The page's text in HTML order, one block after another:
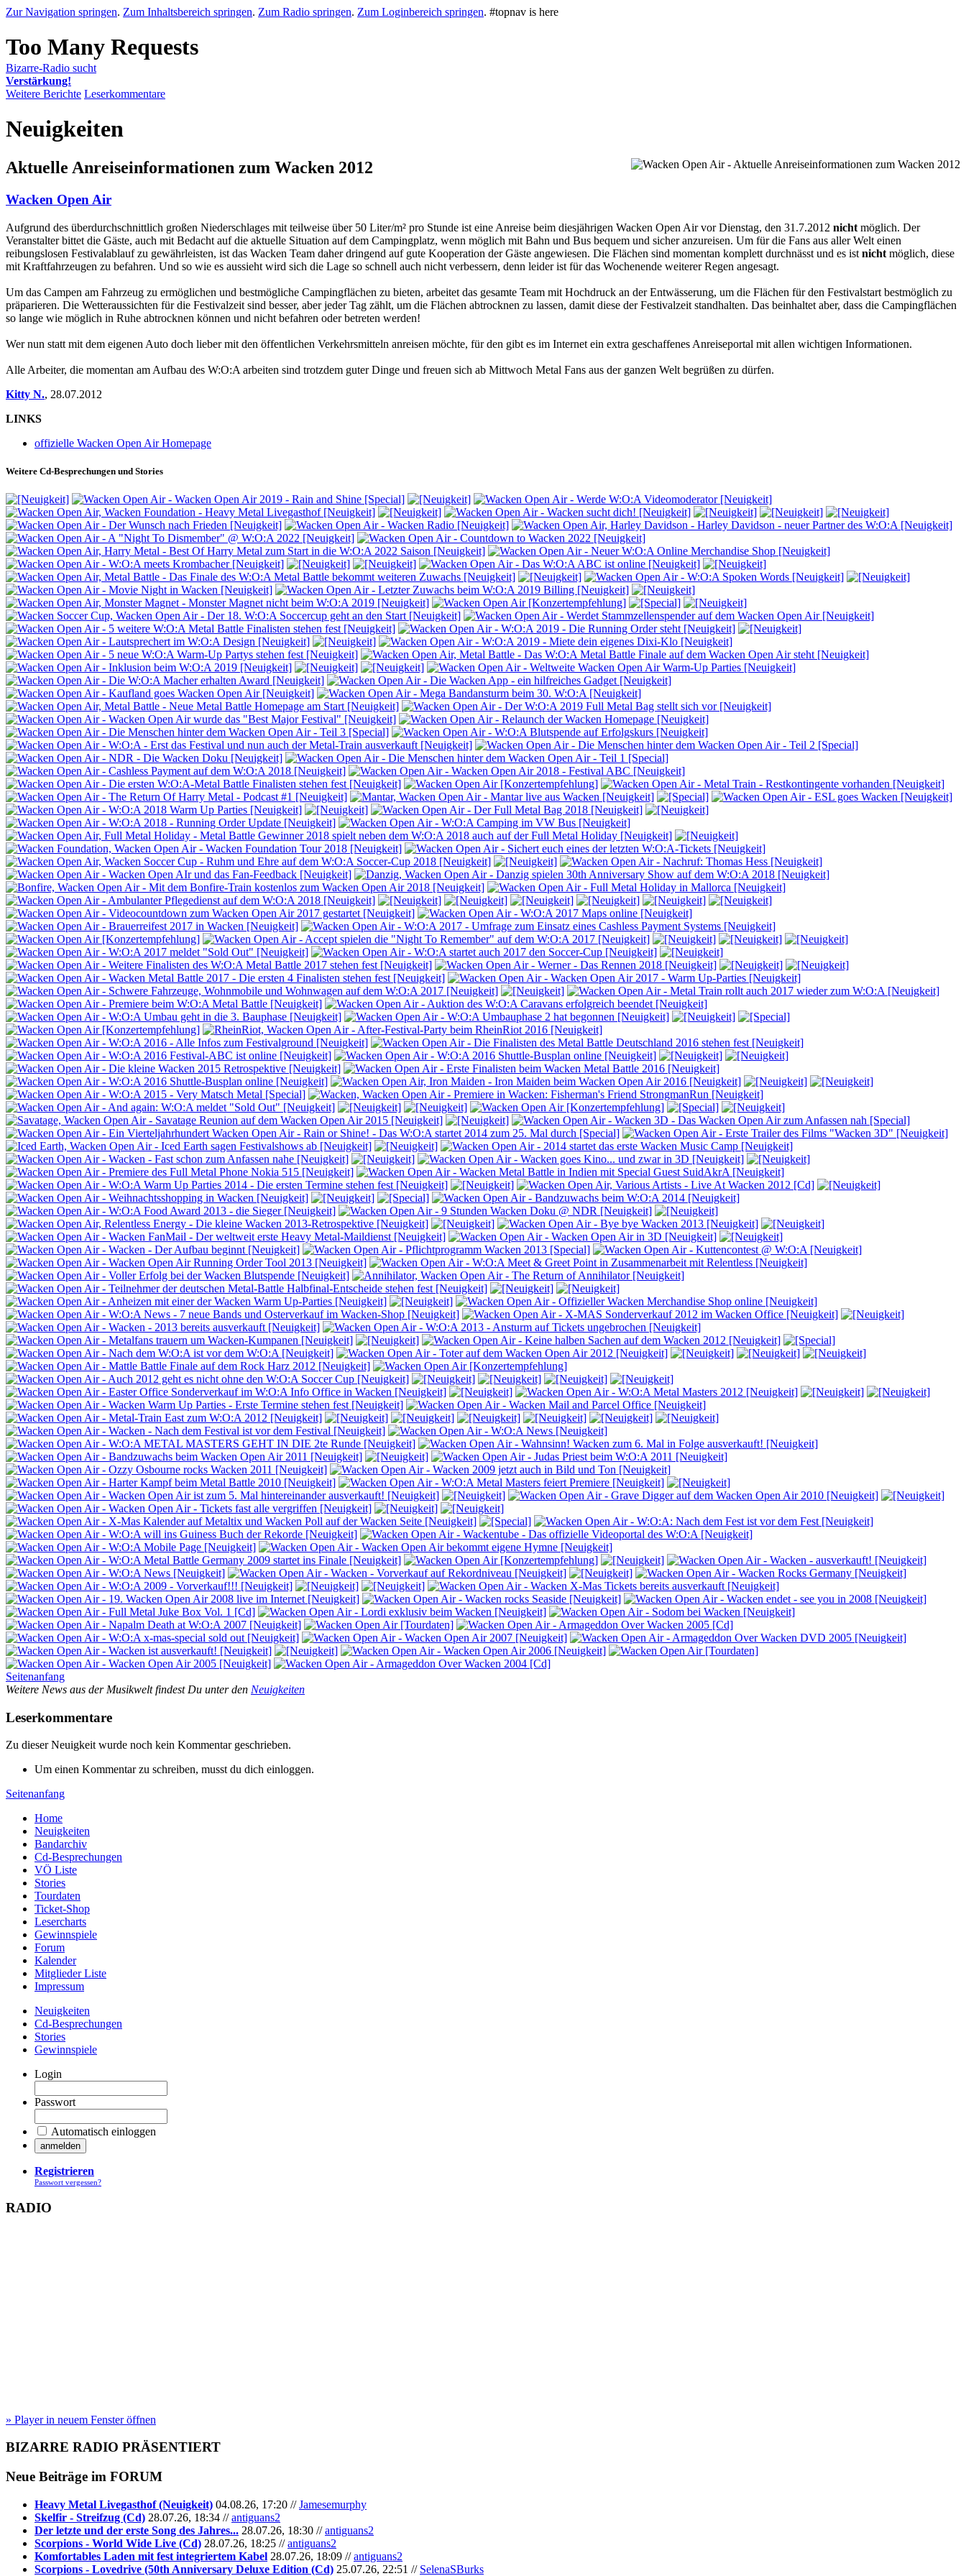
Zur Navigation springen. Zum Inhaltsbereich springen. Zum Radio springen. Zum Loginbereich springen. #topnav is here
Bizarre-Radio sucht
Verstärkung!
Weitere Berichte Leserkommentare
Neuigkeiten
Aktuelle Anreiseinformationen zum Wacken 2012
Wacken Open Air
Aufgrund des überdurchschnittlich großen Niederschlages mit teilweise über 50 Liter/m² pro Stunde ist eine Anreise beim diesjährigen Wacken Open Air vor Dienstag, den 31.7.2012 nicht möglich. Der
Veranstalter bittet die Gäste, auch mit Bedacht auf die aktuelle Situation auf dem Campingplatz, wenn möglich mit Bahn und Bus bequem und sicher anzureisen. Um für die Fans aus aller Welt einen
reibungslosen Festivalablauf zu gewährleisten, ist das Wacken Team daher dringend auf gute Kooperation der Gäste angewiesen. Die Flächen sind momentan komplett durchnässt und es ist nicht möglich, diese
mit Kraftfahrzeugen zu befahren. Und so wie es aussieht wird sich die Lage so schnell auch nicht verbessern, denn leider ist für das Wochenende weiterer Regen angesagt.
Um das Campen am Fahrzeug zu ermöglichen und bestmögliche Campingflächen zu bieten, arbeitet das gesamte Team mit Hochdruck an der Entwässerung, um die Flächen für den Festivalstart bestmöglich zu
präparieren. Die Wetteraussichten für die Festivalzeit sind besser, aber jeder Tag zählt, um die Flächen abtrocknen zu lassen, damit diese der Festivalzeit standhalten. Das beinhaltet aber, dass die Campingflächen
so lange wie möglich in Ruhe abtrocknen können und nicht befahren oder betreten werden!
Wer nun statt mit dem eigenen Auto doch lieber mit den öffentlichen Verkehrsmitteln anreisen möchte, für den gibt es im Internet ein extra geschaffenes Anreiseportal mit allen wichtigen Informationen.
Alle Arbeiter, die momentan am Aufbau des W:O:A arbeiten sind trotzdem guter Dinge und freuen sich ab Mittwoch Metal Fans aus der ganzen Welt begrüßen zu dürfen.
Kitty N., 28.07.2012
LINKS
offizielle Wacken Open Air Homepage
Weitere Cd-Besprechungen und Stories
Seitenanfang
Weitere News aus der Musikwelt findest Du unter den Neuigkeiten
Leserkommentare
Zu dieser Neuigkeit wurde noch kein Kommentar geschrieben.
Um einen Kommentar zu schreiben, musst du dich einloggen.
Seitenanfang
Home
Neuigkeiten
Bandarchiv
Cd-Besprechungen
VÖ Liste
Stories
Tourdaten
Ticket-Shop
Lesercharts
Gewinnspiele
Forum
Kalender
Mitglieder Liste
Impressum
Neuigkeiten
Cd-Besprechungen
Stories
Gewinnspiele
Login
Passwort
Automatisch einloggen
Registrieren
Passwort vergessen?
RADIO
» Player in neuem Fenster öffnen
BIZARRE RADIO PRÄSENTIERT
Neue Beiträge im FORUM
Heavy Metal Livegasthof (Neuigkeit) 04.08.26, 17:20 //Jamesemurphy
Skelfir - Streifzug (Cd) 28.07.26, 18:34 //antiguans2
Der letzte und der erste Song des Jahres... 28.07.26, 18:30 //antiguans2
Scorpions - World Wide Live (Cd) 28.07.26, 18:25 //antiguans2
Komfortables Laden mit fest integriertem Kabel 28.07.26, 18:09 //antiguans2
Scorpions - Lovedrive (50th Anniversary Deluxe Edition (Cd) 25.07.26, 22:51 // SelenaSBurks